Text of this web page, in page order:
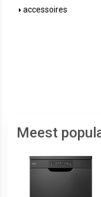
accessoires
Meest